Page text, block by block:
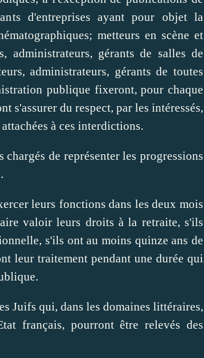
d'entreprises ayant pour objet la
metteurs en scène et
administrateurs, gérants de salles de
administrateurs, gérants de toutes
publique fixeront, pour chaque
s'assurer du respect, par les intéressés,
à ces interdictions.
de représenter les progressions
leurs fonctions dans les deux mois
valoir leurs droits à la retraite, s'ils
s'ils ont au moins quinze ans de
leur traitement pendant une durée qui
Juifs qui, dans les domaines littéraires,
français, pourront être relevés des